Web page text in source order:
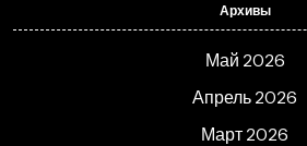
Архивы
Май 2026
Апрель 2026
Март 2026